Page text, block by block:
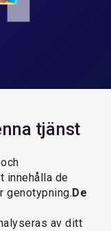
tjänst
innehålla de
genotypning. De
av ditt